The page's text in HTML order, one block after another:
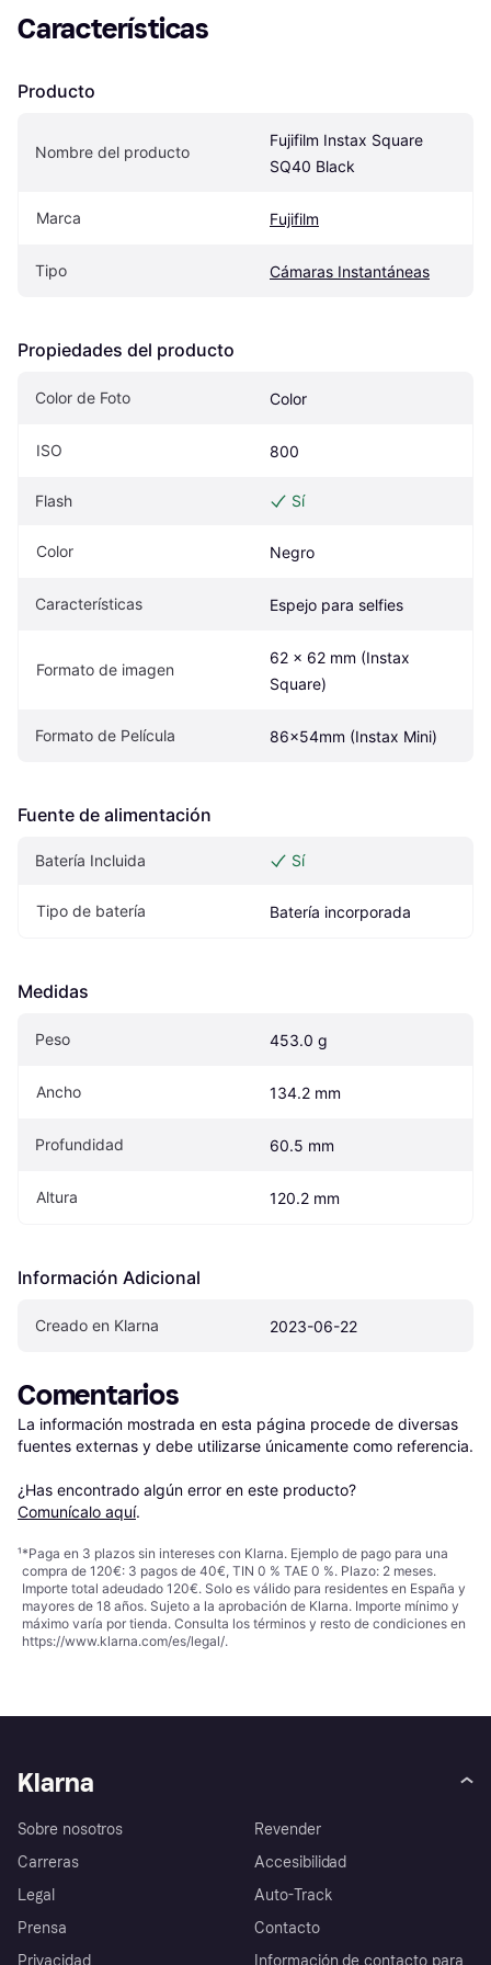
Características
Producto
Nombre del producto
Fujifilm Instax Square
SQ40 Black
Marca Fujifilm
Tipo Cámaras Instantáneas
Propiedades del producto
Color de Foto Color
ISO 800
Flash Sí
Color Negro
Características Espejo para selfies
Formato de imagen
62 x 62 mm (Instax
Square)
Formato de Película 86x54mm (Instax Mini)
Fuente de alimentación
Batería Incluida Sí
Tipo de batería Batería incorporada
Medidas
Peso 453.0 g
Ancho 134.2 mm
Profundidad 60.5 mm
Altura 120.2 mm
Información Adicional
Creado en Klarna 2023-06-22
Comentarios
La información mostrada en esta página procede de diversas
fuentes externas y debe utilizarse únicamente como referencia.
¿Has encontrado algún error en este producto?
Comunícalo aquí.
¹*Paga en 3 plazos sin intereses con Klarna. Ejemplo de pago para una
compra de 120€: 3 pagos de 40€, TIN 0 % TAE 0 %. Plazo: 2 meses.
Importe total adeudado 120€. Solo es válido para residentes en España y
mayores de 18 años. Sujeto a la aprobación de Klarna. Importe mínimo y
máximo varía por tienda. Consulta los términos y resto de condiciones en
https://www.klarna.com/es/legal/.
Klarna
Sobre nosotros
Carreras
Legal
Prensa
Revender
Accesibilidad
Auto-Track
Contacto